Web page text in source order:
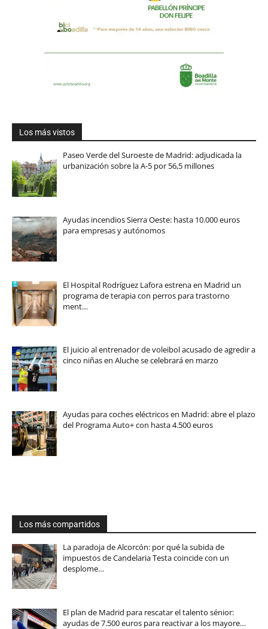
Los más vistos
Paseo Verde del Suroeste de Madrid: adjudicada la
urbanización sobre la A-5 por 56,5 millones
Ayudas incendios Sierra Oeste: hasta 10.000 euros
para empresas y autónomos
El Hospital Rodríguez Lafora estrena en Madrid un
programa de terapia con perros para trastorno
ment…
El juicio al entrenador de voleibol acusado de agredir a
cinco niñas en Aluche se celebrará en marzo
Ayudas para coches eléctricos en Madrid: abre el plazo
del Programa Auto+ con hasta 4.500 euros
Los más compartidos
La paradoja de Alcorcón: por qué la subida de
impuestos de Candelaria Testa coincide con un
desplome…
El plan de Madrid para rescatar el talento sénior:
ayudas de 7.500 euros para reactivar a los mayore…